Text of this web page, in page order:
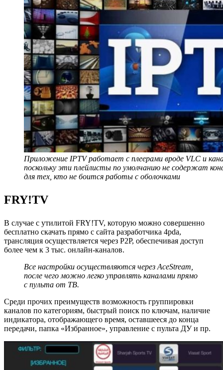
Приложение IPTV работает с плеерами вроде VLC и
поскольку эти плейлисты по умолчанию не содержат
для тех, кто не боится работы с оболочками
FRY!TV
В случае с утилитой FRY!TV, которую можно совершенно
бесплатно скачать прямо с сайта разработчика 4pda,
трансляция осуществляется через P2P, обеспечивая доступ
более чем к 3 тыс. онлайн-каналов.
Все настройки осуществляются через AceStream,
после чего можно легко управлять каналами прямо
с пульта от ТВ.
Среди прочих преимуществ возможность группировки
каналов по категориям, быстрый поиск по ключам, наличие
индикатора, отображающего время, оставшееся до конца
передачи, папка «Избранное», управление с пульта ДУ и пр.